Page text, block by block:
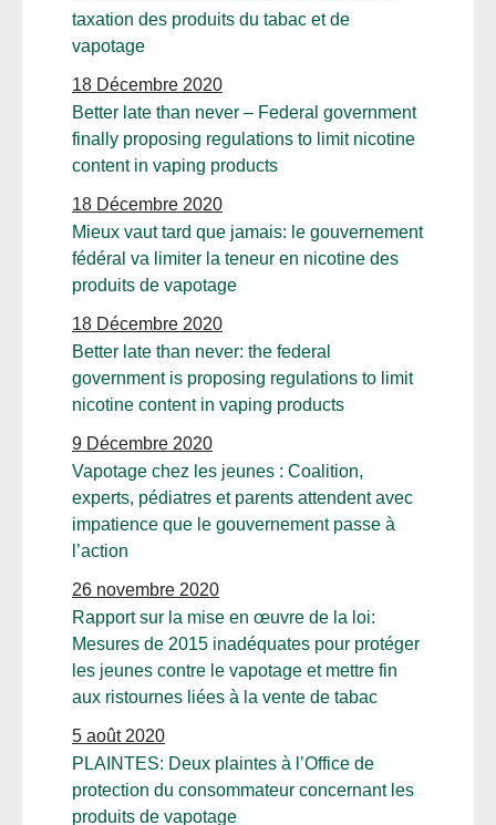
taxation des produits du tabac et de
vapotage
18 Décembre 2020
Better late than never – Federal government
finally proposing regulations to limit nicotine
content in vaping products
18 Décembre 2020
Mieux vaut tard que jamais: le gouvernement
fédéral va limiter la teneur en nicotine des
produits de vapotage
18 Décembre 2020
Better late than never: the federal
government is proposing regulations to limit
nicotine content in vaping products
9 Décembre 2020
Vapotage chez les jeunes : Coalition,
experts, pédiatres et parents attendent avec
impatience que le gouvernement passe à
l’action
26 novembre 2020
Rapport sur la mise en œuvre de la loi:
Mesures de 2015 inadéquates pour protéger
les jeunes contre le vapotage et mettre fin
aux ristournes liées à la vente de tabac
5 août 2020
PLAINTES: Deux plaintes à l’Office de
protection du consommateur concernant les
produits de vapotage